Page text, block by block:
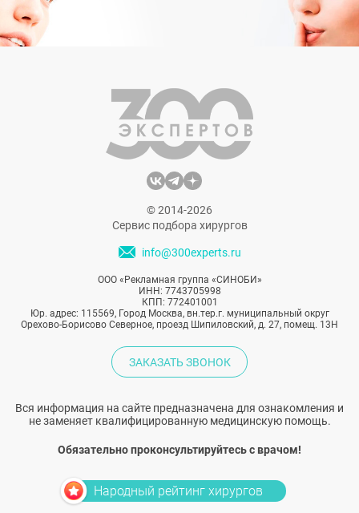
© 2014-2026
Сервис подбора хирургов
info@300experts.ru
ООО «Рекламная группа «СИНОБИ»
ИНН: 7743705998
КПП: 772401001
Юр. адрес: 115569, Город Москва, вн.тер.г. муниципальный округ
Орехово-Борисово Северное, проезд Шипиловский, д. 27, помещ. 13Н
ЗАКАЗАТЬ ЗВОНОК
Вся информация на сайте предназначена для ознакомления и
не заменяет квалифицированную медицинскую помощь.
Обязательно проконсультируйтесь с врачом!
Народный рейтинг хирургов